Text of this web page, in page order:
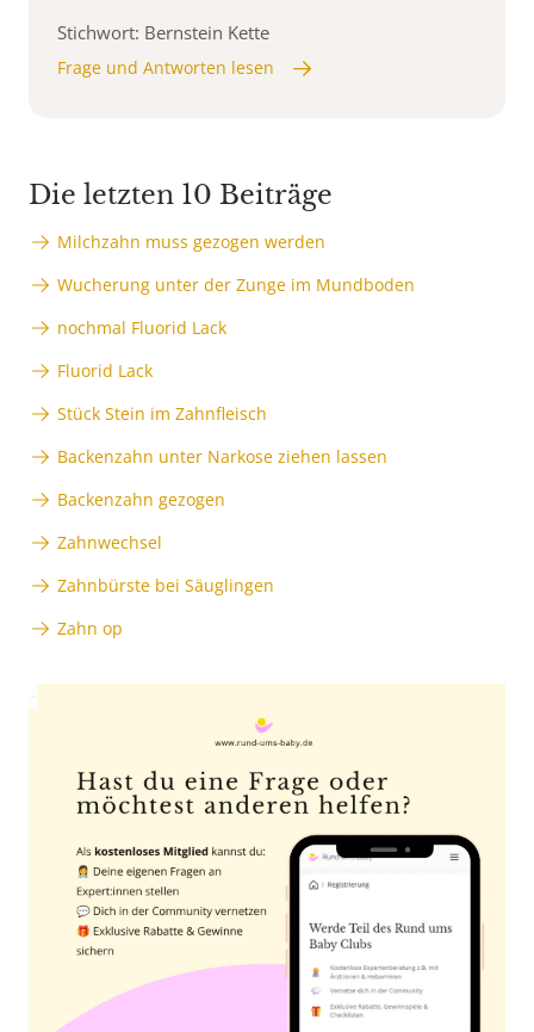
Stichwort: Bernstein Kette
Frage und Antworten lesen
Die letzten 10 Beiträge
Milchzahn muss gezogen werden
Wucherung unter der Zunge im Mundboden
nochmal Fluorid Lack
Fluorid Lack
Stück Stein im Zahnfleisch
Backenzahn unter Narkose ziehen lassen
Backenzahn gezogen
Zahnwechsel
Zahnbürste bei Säuglingen
Zahn op